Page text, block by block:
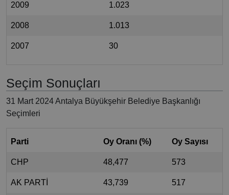
2009 1.023
2008 1.013
2007 30
Seçim Sonuçları
31 Mart 2024 Antalya Büyükşehir Belediye Başkanlığı
Seçimleri
Parti Oy Oranı (%) Oy Sayısı
CHP 48,477 573
AK PARTİ 43,739 517